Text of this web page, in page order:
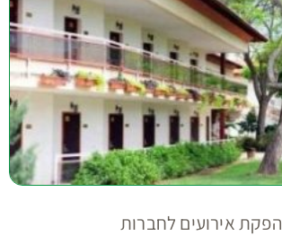
הפקת אירועים לחברות